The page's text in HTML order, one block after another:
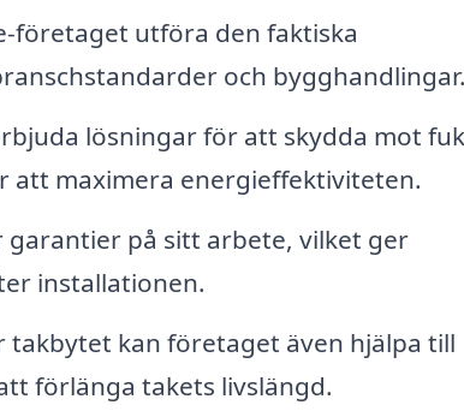
företaget utföra den faktiska
och bygghandlingar.
lösningar för att skydda mot
att maximera energieffektiviteten.
på sitt arbete, vilket ger
installationen.
takbytet kan företaget även hjälpa till
förlänga takets livslängd.